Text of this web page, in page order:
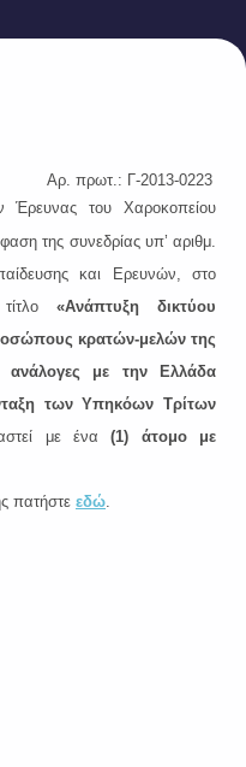
Αρ. πρωτ.: Γ-2013-0223
Έρευνας του Χαροκοπείου
της συνεδρίας υπ’ αριθμ.
και Ερευνών, στο
«Ανάπτυξη δικτύου
κρατών-μελών της
ανάλογες με την Ελλάδα
των Υπηκόων Τρίτων
με ένα(1) άτομο με
πατήστε εδώ.